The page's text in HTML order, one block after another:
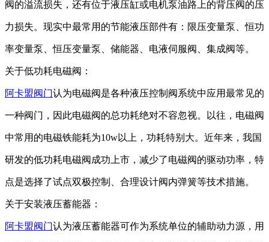
阀的溢流损失， 还有位于液压缸或电机泵油路上的背压阀的压
力损失。 现实中最常用的节能液压部件有 ： 限压变量泵、恒功
率变量泵、恒压变量泵、储能器、电液伺服阀、集成阀等。
关于低功耗电磁阀 ：
阿卡盟阀门认为电磁阀是各种液压控制阀系统中应用最常见的
一种阀门 ，因此电磁阀的总功耗绝对不容忽视。 以往， 电磁阀
中常用的电磁铁能耗为10w以上，功耗特别大。近年来， 我国
研发的低功耗电磁阀 成功上市， 减少了电磁阀的驱动功率 ， 特
点是选择了试点双极控制、合理设计阀内弹簧等技术措施。
关于安装液压蓄能器 ：
阿卡盟阀门认为液压蓄能器可作为系统单位的辅助动力源，用